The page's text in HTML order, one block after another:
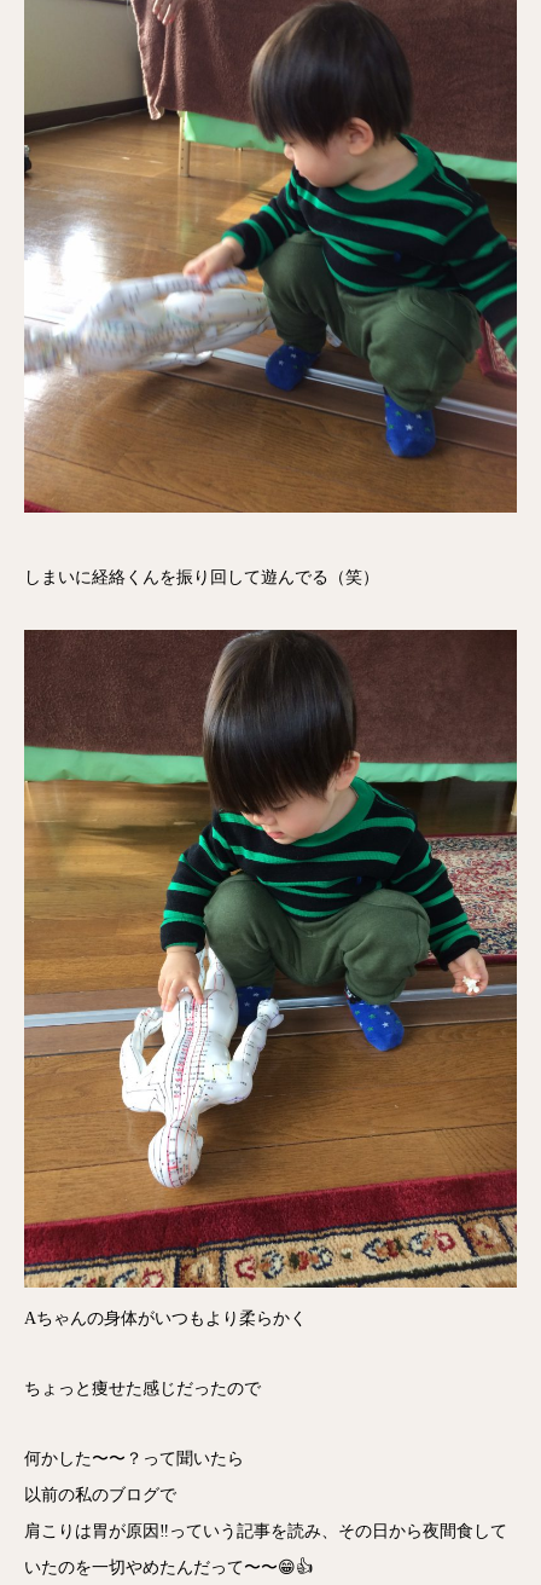
しまいに経絡くんを振り回して遊んでる（笑）
Aちゃんの身体がいつもより柔らかく
ちょっと痩せた感じだったので
何かした〜〜？って聞いたら
以前の私のブログで
肩こりは胃が原因‼️っていう記事を読み、その日から夜間食して
いたのを一切やめたんだって〜〜😁👍